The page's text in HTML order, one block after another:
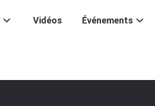
Vidéos Événements